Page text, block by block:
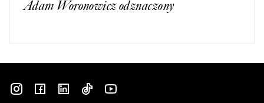
Adam Woronowicz odznaczony